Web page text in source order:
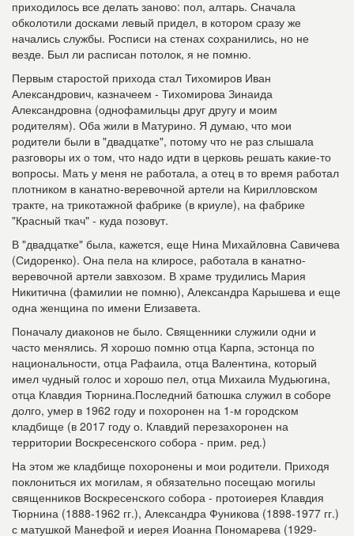
приходилось все делать заново: пол, алтарь. Сначала
обколотили досками левый придел, в котором сразу же
начались службы. Росписи на стенах сохранились, но не
везде. Был ли расписан потолок, я не помню.
Первым старостой прихода стал Тихомиров Иван
Александрович, казначеем - Тихомирова Зинаида
Александровна (однофамильцы друг другу и моим
родителям). Оба жили в Матурино. Я думаю, что мои
родители были в "двадцатке", потому что не раз слышала
разговоры их о том, что надо идти в церковь решать какие-то
вопросы. Мать у меня не работала, а отец в то время работал
плотником в канатно-веревочной артели на Кирилловском
тракте, на трикотажной фабрике (в криуле), на фабрике
"Красный ткач" - куда позовут.
В "двадцатке" была, кажется, еще Нина Михайловна Савичева
(Сидоренко). Она пела на клиросе, работала в канатно-
веревочной артели завхозом. В храме трудились Мария
Никитична (фамилии не помню), Александра Карышева и еще
одна женщина по имени Елизавета.
Поначалу диаконов не было. Священники служили одни и
часто менялись. Я хорошо помню отца Карпа, эстонца по
национальности, отца Рафаила, отца Валентина, который
имел чудный голос и хорошо пел, отца Михаила Мудьюгина,
отца Клавдия Тюрнина.Последний батюшка служил в соборе
долго, умер в 1962 году и похоронен на 1-м городском
кладбище (в 2017 году о. Клавдий перезахоронен на
территории Воскресенского собора - прим. ред.)
На этом же кладбище похоронены и мои родители. Приходя
поклониться их могилам, я обязательно посещаю могилы
священников Воскресенского собора - протоиерея Клавдия
Тюрнина (1888-1962 гг.), Александра Фуникова (1898-1977 гг.)
с матушкой Манефой и иерея Иоанна Пономарева (1929-